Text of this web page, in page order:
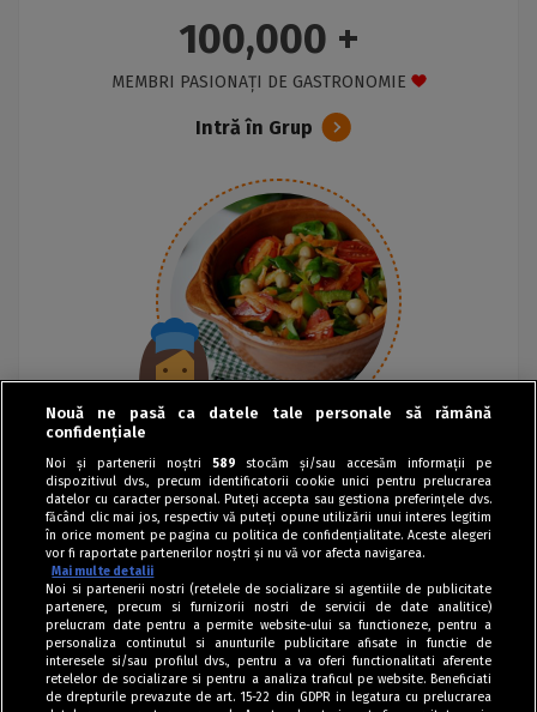
100,000 +
MEMBRI PASIONAȚI DE GASTRONOMIE
Intră în Grup
Nouă ne pasă ca datele tale personale să rămână
confidențiale
Noi și partenerii noștri 589 stocăm și/sau accesăm informații pe
dispozitivul dvs., precum identificatorii cookie unici pentru prelucrarea
datelor cu caracter personal. Puteți accepta sau gestiona preferințele dvs.
făcând clic mai jos, respectiv vă puteți opune utilizării unui interes legitim
în orice moment pe pagina cu politica de confidențialitate. Aceste alegeri
vor fi raportate partenerilor noștri și nu vă vor afecta navigarea.
Mai multe detalii
Noi si partenerii nostri (retelele de socializare si agentiile de publicitate
partenere, precum si furnizorii nostri de servicii de date analitice)
prelucram date pentru a permite website-ului sa functioneze, pentru a
personaliza continutul si anunturile publicitare afisate in functie de
interesele si/sau profilul dvs., pentru a va oferi functionalitati aferente
retelelor de socializare si pentru a analiza traficul pe website. Beneficiati
de drepturile prevazute de art. 15-22 din GDPR in legatura cu prelucrarea